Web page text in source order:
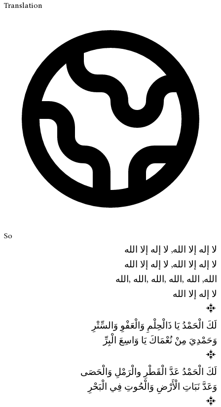
Translation
So
لا إله إلا الله, لا إله إلا الله
لا إله إلا الله, لا إله إلا الله
الله, الله ,الله ,الله ,الله ,الله
لا إله إلا الله
لَكَ الْحَمْدُ يَا ذَالْحِلْمِ وَالْعَفْوِ وَالسِّتْرِ
وَحَمْدِيَ مِنْ نُعْمَاكَ يَا وَاسِعَ الْبِرِّ
لَكَ الْحَمْدُ عَدَّ الْقَطْرِ والْرَمْلِ وَالْحَصَى
وَعَدَّ نَبَاتِ الْأَرْضِ وَالْحُوتِ فِي الْبَحْرِ